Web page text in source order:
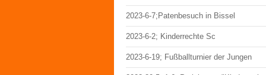
2023-6-7;Patenbesuch in Bissel
2023-6-2; Kinderrechte Sc
2023-6-19; Fußballturnier der Jungen